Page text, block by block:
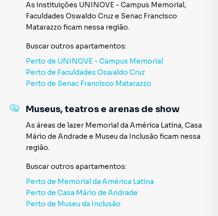
As instituições UNINOVE - Campus Memorial,
Faculdades Oswaldo Cruz e Senac Francisco
Matarazzo ficam nessa região.
Buscar outros apartamentos:
Perto de UNINOVE - Campus Memorial
Perto de Faculdades Oswaldo Cruz
Perto de Senac Francisco Matarazzo
Museus, teatros e arenas de show
As áreas de lazer Memorial da América Latina, Casa
Mário de Andrade e Museu da Inclusão ficam nessa
região.
Buscar outros apartamentos:
Perto de Memorial da América Latina
Perto de Casa Mário de Andrade
Perto de Museu da Inclusão